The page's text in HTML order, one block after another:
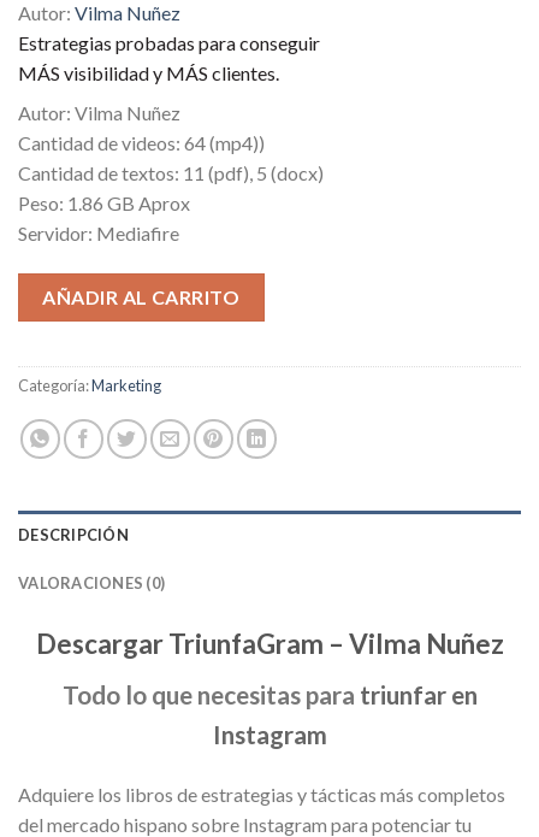
was:
$147.00.
$4.00.
Autor: Vilma Nuñez
Estrategias probadas para conseguir
MÁS visibilidad y MÁS clientes.
Autor: Vilma Nuñez
Cantidad de videos: 64 (mp4))
Cantidad de textos: 11 (pdf), 5 (docx)
Peso: 1.86 GB Aprox
Servidor: Mediafire
AÑADIR AL CARRITO
Categoría:Marketing
DESCRIPCIÓN
VALORACIONES (0)
Descargar TriunfaGram – Vilma Nuñez
Todo lo que necesitas para triunfar en
Instagram
Adquiere los libros de estrategias y tácticas más completos
del mercado hispano sobre Instagram para potenciar tu